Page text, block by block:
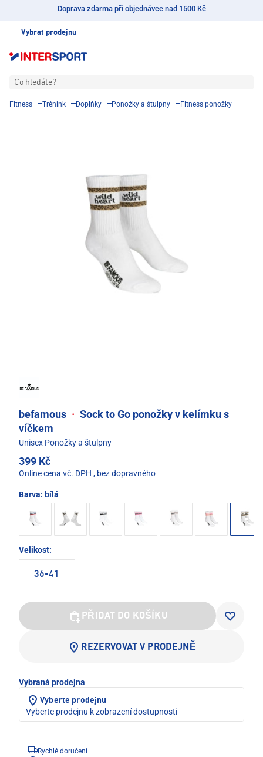
Doprava zdarma při objednávce nad 1500 Kč
Vybrat prodejnu
Co hledáte?
Fitness Trénink Doplňky Ponožky a štulpny Fitness ponožky
befamous · Sock to Go ponožky v kelímku s
víčkem
Unisex Ponožky a štulpny
399 Kč
Online cena vč. DPH , bezdopravného
Barva: bílá
Velikost:
36-41
PŘIDAT DO KOŠÍKU
REZERVOVAT V PRODEJNĚ
Vybraná prodejna
Vyberte prodejnu
Vyberte prodejnu k zobrazení dostupnosti
Rychlé doručení